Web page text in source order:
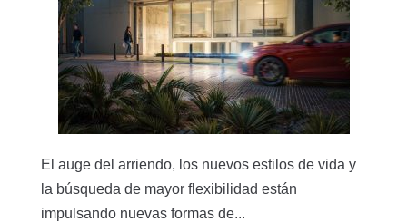
El auge del arriendo, los nuevos estilos de vida y
la búsqueda de mayor flexibilidad están
impulsando nuevas formas de...